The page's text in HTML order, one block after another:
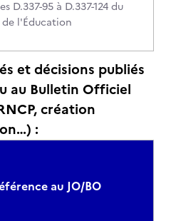
D.337-95 à D.337-124 du
l'Éducation
et décisions publiés
au Bulletin Officiel
création
:
au JO/BO